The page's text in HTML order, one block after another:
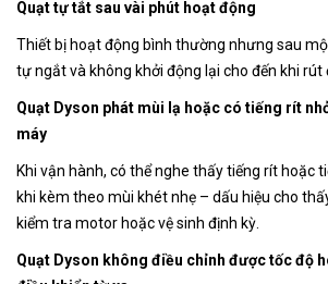
Quạt tự tắt sau vài phút hoạt động
Thiết bị hoạt động bình thường nhưng sau
tự ngắt và không khởi động lại cho đến khi rút
Quạt Dyson phát mùi lạ hoặc có tiếng rít
máy
Khi vận hành, có thể nghe thấy tiếng rít hoặc
khi kèm theo mùi khét nhẹ – dấu hiệu cho
kiểm tra motor hoặc vệ sinh định kỳ.
Quạt Dyson không điều chỉnh được tốc độ